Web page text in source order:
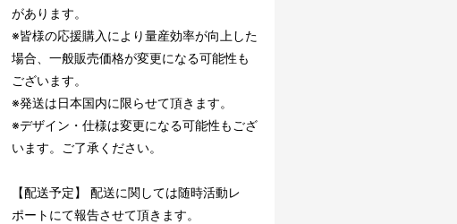
があります。
※皆様の応援購入により量産効率が向上した
場合、一般販売価格が変更になる可能性も
ございます。
※発送は日本国内に限らせて頂きます。
※デザイン・仕様は変更になる可能性もござ
います。ご了承ください。
【配送予定】 配送に関しては随時活動レ
ポートにて報告させて頂きます。